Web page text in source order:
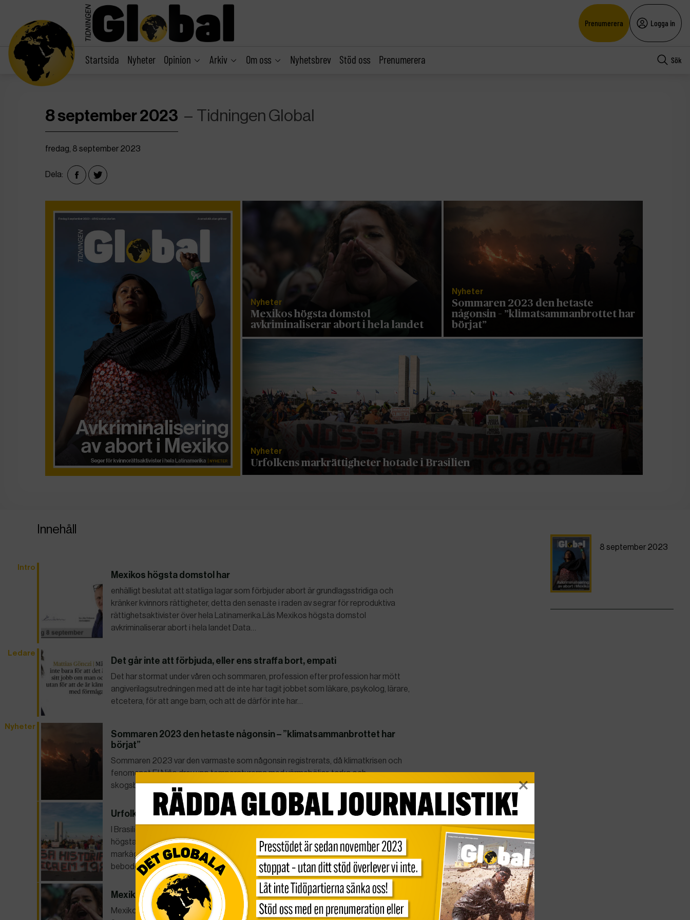
Prenumerera Logga in
Startsida Nyheter Opinion Arkiv Om oss Nyhetsbrev Stöd oss Prenumerera Sök
8 september 2023 Tidningen Global
fredag, 8 september 2023
Dela:
Nyheter
Mexikos högsta domstol
avkriminaliserar abort i hela landet
Nyheter
Sommaren 2023 den hetaste
någonsin – ”klimatsammanbrottet har
börjat”
Nyheter
Urfolkens markrättigheter hotade i Brasilien
8 september 2023
Innehåll
Intro
Mexikos högsta domstol har
enhälligt beslutat att statliga lagar som förbjuder abort är grundlagsstridiga och
kränker kvinnors rättigheter, detta den senaste i raden av segrar för reproduktiva
rättighetsaktivister över hela Latinamerika.Läs Mexikos högsta domstol
avkriminaliserar abort i hela landet Data…
Ledare
Det går inte att förbjuda, eller ens straffa bort, empati
Det har stormat under våren och sommaren, profession efter profession har mött
angiverilagsutredningen med att de inte har tagit jobbet som läkare, psykolog, lärare,
etcetera, för att ange barn, och att de därför inte har…
Nyheter
Sommaren 2023 den hetaste någonsin – ”klimatsammanbrottet har
börjat”
Sommaren 2023 var den varmaste som någonsin registrerats, då klimatkrisen och
fenomenet El Niño drev upp temperaturerna med värmeböljor, torka och
skogsbränder som följd.
Urfolkens markrättigheter hotade i Brasilien
I Brasilien hotas urfolkens markrättigheter av en pågående rättslig strid. Landets
högsta domstol förväntas snart ta ställning i ett försök från den mäktiga
markägarlobbyn som vill begränsa urfolkens anspråk på mark till områden de
bebodde…
Mexikos högsta domstol avkriminaliserar abort i hela landet
Mexikos högsta domstol har enhälligt beslutat att statliga lagar som förbjuder abort